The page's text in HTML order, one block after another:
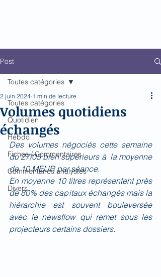
Post
Toutes catégories
Quotidien
Hebdo
Fiches / Commentaires
Commentaires analystes
Divers
Toutes catégories
Volumes quotidiens
échangés
2 juin 2024 1 min de lecture
Des volumes négociés cette semaine
du 27/05 bien supérieurs à  la moyenne
de 10 MEUR par séance.
En moyenne 10 titres représentent près
de 80% des capitaux échangés mais la
hiérarchie est souvent bouleversée
avec le newsflow qui remet sous les
projecteurs certains dossiers.